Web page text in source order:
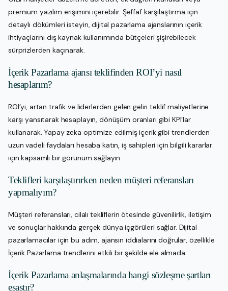
premium yazılım erişimini içerebilir. Şeffaf karşılaştırma için
detaylı dökümleri isteyin, dijital pazarlama ajanslarının içerik
ihtiyaçlarını dış kaynak kullanımında bütçeleri şişirebilecek
sürprizlerden kaçınarak.
İçerik Pazarlama ajansı teklifinden ROI’yi nasıl
hesaplarım?
ROI’yi, artan trafik ve liderlerden gelen geliri teklif maliyetlerine
karşı yansıtarak hesaplayın, dönüşüm oranları gibi KPI’lar
kullanarak. Yapay zeka optimize edilmiş içerik gibi trendlerden
uzun vadeli faydaları hesaba katın, iş sahipleri için bilgili kararlar
için kapsamlı bir görünüm sağlayın.
Teklifleri karşılaştırırken neden müşteri referansları
yapmalıyım?
Müşteri referansları, cilalı tekliflerin ötesinde güvenilirlik, iletişim
ve sonuçlar hakkında gerçek dünya içgörüleri sağlar. Dijital
pazarlamacılar için bu adım, ajansın iddialarını doğrular, özellikle
İçerik Pazarlama trendlerini etkili bir şekilde ele almada.
İçerik Pazarlama anlaşmalarında hangi sözleşme şartları
esastır?